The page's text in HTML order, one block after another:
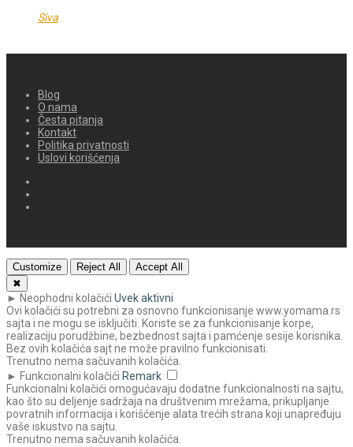
Siva
Blog
O nama
Česta pitanja
Kontakt
Politika privatnosti
Uslovi korišćenja
Customize Reject All
Accept All
✖
► Neophodni kolačići Uvek aktivni
Ovi kolačići su potrebni za osnovno funkcionisanje www.yomama.rs
sajta i ne mogu se isključiti. Koriste se za funkcionisanje korpe,
realizaciju porudžbine, bezbednost sajta i pamćenje sesije korisnika.
Bez ovih kolačića sajt ne može pravilno funkcionisati.
Trenutno nema sačuvanih kolačića.
► Funkcionalni kolačići Remark
Funkcionalni kolačići omogućavaju dodatne funkcionalnosti na sajtu,
kao što su deljenje sadržaja na društvenim mrežama, prikupljanje
povratnih informacija i korišćenje alata trećih strana koji unapređuju
vaše iskustvo na sajtu.
Trenutno nema sačuvanih kolačića.